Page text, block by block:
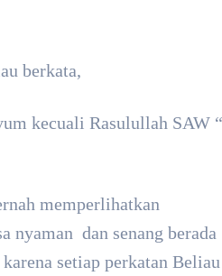
berkata,
kecuali Rasulullah SAW “
memperlihatkan
nyaman dan senang berada
setiap perkatan Beliau